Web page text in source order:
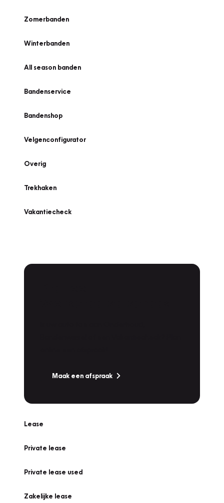
Zomerbanden
Winterbanden
All season banden
Bandenservice
Bandenshop
Velgenconfigurator
Overig
Trekhaken
Vakantiecheck
Maak een afspraak
Lease
Private lease
Private lease used
Zakelijke lease